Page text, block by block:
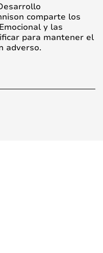
comparte los
y las
para mantener el
adverso.